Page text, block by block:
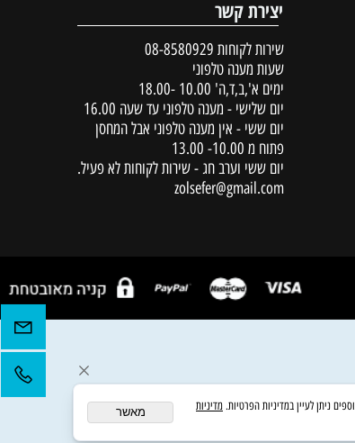
יצירת קשר
שירות לקוחות 08-8580929
שעות מענה טלפוני
ימים א',ב,ד,ה' 10.00 -18.00
יום שלישי - מענה טלפוני עד שעה 16.00
יום ששי - אין מענה טלפוני אבל המחסן